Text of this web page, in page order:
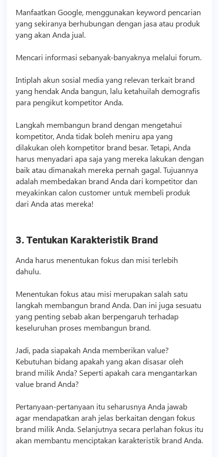
Manfaatkan Google, menggunakan keyword pencarian
yang sekiranya berhubungan dengan jasa atau produk
yang akan Anda jual.
Mencari informasi sebanyak-banyaknya melalui forum.
Intiplah akun sosial media yang relevan terkait brand
yang hendak Anda bangun, lalu ketahuilah demografis
para pengikut kompetitor Anda.
Langkah membangun brand dengan mengetahui
kompetitor, Anda tidak boleh meniru apa yang
dilakukan oleh kompetitor brand besar. Tetapi, Anda
harus menyadari apa saja yang mereka lakukan dengan
baik atau dimanakah mereka pernah gagal. Tujuannya
adalah membedakan brand Anda dari kompetitor dan
meyakinkan calon customer untuk membeli produk
dari Anda atas mereka!
3. Tentukan Karakteristik Brand
Anda harus menentukan fokus dan misi terlebih
dahulu.
Menentukan fokus atau misi merupakan salah satu
langkah membangun brand Anda. Dan ini juga sesuatu
yang penting sebab akan berpengaruh terhadap
keseluruhan proses membangun brand.
Jadi, pada siapakah Anda memberikan value?
Kebutuhan bidang apakah yang akan disasar oleh
brand milik Anda? Seperti apakah cara mengantarkan
value brand Anda?
Pertanyaan-pertanyaan itu seharusnya Anda jawab
agar mendapatkan arah jelas berkaitan dengan fokus
brand milik Anda. Selanjutnya secara perlahan fokus itu
akan membantu menciptakan karakteristik brand Anda.